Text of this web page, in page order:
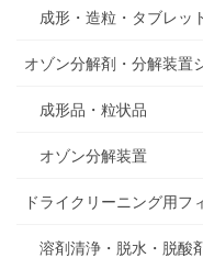
成形・造粒・タブレッ
オゾン分解剤・分解装置
成形品・粒状品
オゾン分解装置
ドライクリーニング用フ
溶剤清浄・脱水・脱酸